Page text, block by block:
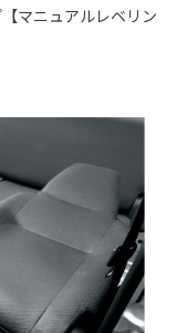
マニュアルレベリン